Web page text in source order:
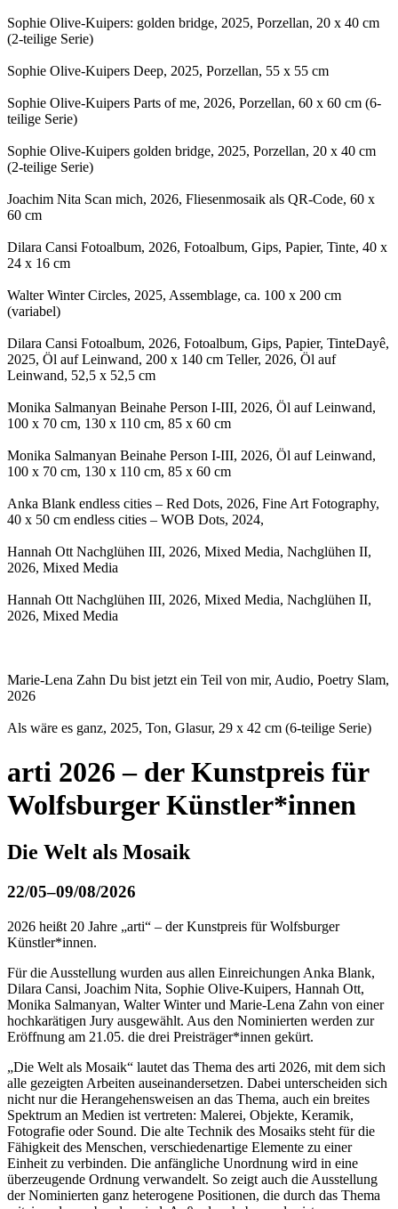
Sophie Olive-Kuipers: golden bridge, 2025, Porzellan, 20 x 40 cm
(2-teilige Serie)
Sophie Olive-Kuipers Deep, 2025, Porzellan, 55 x 55 cm
Sophie Olive-Kuipers Parts of me, 2026, Porzellan, 60 x 60 cm (6-
teilige Serie)
Sophie Olive-Kuipers golden bridge, 2025, Porzellan, 20 x 40 cm
(2-teilige Serie)
Joachim Nita Scan mich, 2026, Fliesenmosaik als QR-Code, 60 x
60 cm
Dilara Cansi Fotoalbum, 2026, Fotoalbum, Gips, Papier, Tinte, 40 x
24 x 16 cm
Walter Winter Circles, 2025, Assemblage, ca. 100 x 200 cm
(variabel)
Dilara Cansi Fotoalbum, 2026, Fotoalbum, Gips, Papier, TinteDayê,
2025, Öl auf Leinwand, 200 x 140 cm Teller, 2026, Öl auf
Leinwand, 52,5 x 52,5 cm
Monika Salmanyan Beinahe Person I-III, 2026, Öl auf Leinwand,
100 x 70 cm, 130 x 110 cm, 85 x 60 cm
Monika Salmanyan Beinahe Person I-III, 2026, Öl auf Leinwand,
100 x 70 cm, 130 x 110 cm, 85 x 60 cm
Anka Blank endless cities – Red Dots, 2026, Fine Art Fotography,
40 x 50 cm endless cities – WOB Dots, 2024,
Hannah Ott Nachglühen III, 2026, Mixed Media, Nachglühen II,
2026, Mixed Media
Hannah Ott Nachglühen III, 2026, Mixed Media, Nachglühen II,
2026, Mixed Media
Marie-Lena Zahn Du bist jetzt ein Teil von mir, Audio, Poetry Slam,
2026
Als wäre es ganz, 2025, Ton, Glasur, 29 x 42 cm (6-teilige Serie)
arti 2026 – der Kunstpreis für
Wolfsburger Künstler*innen
Die Welt als Mosaik
22/05–09/08/2026
2026 heißt 20 Jahre „arti“ – der Kunstpreis für Wolfsburger
Künstler*innen.
Für die Ausstellung wurden aus allen Einreichungen Anka Blank,
Dilara Cansi, Joachim Nita, Sophie Olive-Kuipers, Hannah Ott,
Monika Salmanyan, Walter Winter und Marie-Lena Zahn von einer
hochkarätigen Jury ausgewählt. Aus den Nominierten werden zur
Eröffnung am 21.05. die drei Preisträger*innen gekürt.
„Die Welt als Mosaik“ lautet das Thema des arti 2026, mit dem sich
alle gezeigten Arbeiten auseinandersetzen. Dabei unterscheiden sich
nicht nur die Herangehensweisen an das Thema, auch ein breites
Spektrum an Medien ist vertreten: Malerei, Objekte, Keramik,
Fotografie oder Sound. Die alte Technik des Mosaiks steht für die
Fähigkeit des Menschen, verschiedenartige Elemente zu einer
Einheit zu verbinden. Die anfängliche Unordnung wird in eine
überzeugende Ordnung verwandelt. So zeigt auch die Ausstellung
der Nominierten ganz heterogene Positionen, die durch das Thema